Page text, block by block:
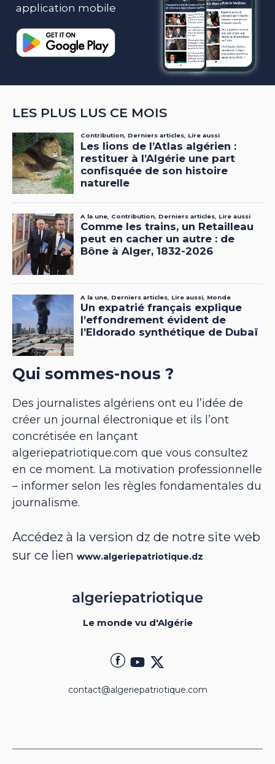
application mobile
LES PLUS LUS CE MOIS
Qui sommes-nous ?
Des journalistes algériens ont eu l’idée de
créer un journal électronique et ils l’ont
concrétisée en lançant
algeriepatriotique.com que vous consultez
en ce moment. La motivation professionnelle
– informer selon les règles fondamentales du
journalisme.
Accédez à la version dz de notre site web
sur ce lien www.algeriepatriotique.dz
Le monde vu d'Algérie
contact@algeriepatriotique.com